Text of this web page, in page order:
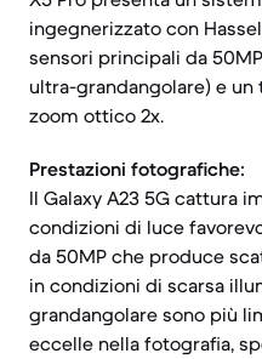
ingegnerizzato con
sensori principali da
ultra-grandangolare) e
zoom ottico 2x.
Prestazioni fotografiche:
Il Galaxy A23 5G cattura
condizioni di luce
da 50MP che produce
in condizioni di scarsa
grandangolare sono più
eccelle nella fotografia,